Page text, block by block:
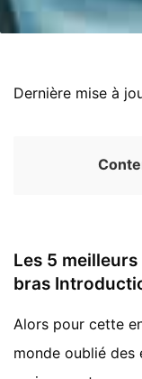
Dernière mise à
Les 5
bras
Alors pour cette
monde oublié des